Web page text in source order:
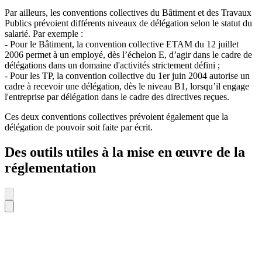
Par ailleurs, les conventions collectives du Bâtiment et des Travaux
Publics prévoient différents niveaux de délégation selon le statut du
salarié. Par exemple :
- Pour le Bâtiment, la convention collective ETAM du 12 juillet
2006 permet à un employé, dès l’échelon E, d’agir dans le cadre de
délégations dans un domaine d'activités strictement défini ;
- Pour les TP, la convention collective du 1er juin 2004 autorise un
cadre à recevoir une délégation, dès le niveau B1, lorsqu’il engage
l'entreprise par délégation dans le cadre des directives reçues.
Ces deux conventions collectives prévoient également que la
délégation de pouvoir soit faite par écrit.
Des outils utiles à la mise en œuvre de la
réglementation